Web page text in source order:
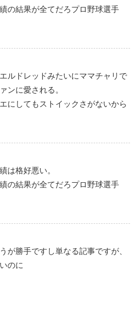
の結果が全てだろプロ野球選手
ルドレッドみたいにママチャリで
ンに愛される。
にしてもストイックさがないから
は格好悪い。
の結果が全てだろプロ野球選手
が勝手ですし単なる記事ですが、
のに